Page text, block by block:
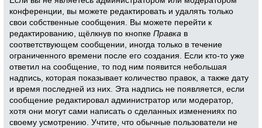
конференции, вы можете редактировать и удалять только
свои собственные сообщения. Вы можете перейти к
редактированию, щёлкнув по кнопкеПравка в
соответствующем сообщении, иногда только в течение
ограниченного времени после его создания. Если кто-то уже
ответил на сообщение, то под ним появится небольшая
надпись, которая показывает количество правок, а также дату
и время последней из них. Эта надпись не появляется, если
сообщение редактировал администратор или модератор,
хотя они могут сами написать о сделанных изменениях по
своему усмотрению. Учтите, что обычные пользователи не